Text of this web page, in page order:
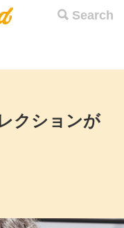
Search
クションが